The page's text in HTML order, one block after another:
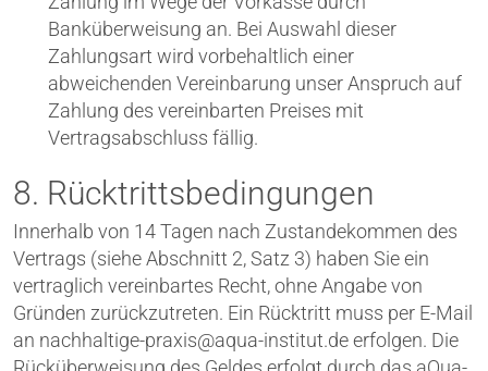
Banküberweisung an. Bei Auswahl dieser
Zahlungsart wird vorbehaltlich einer
abweichenden Vereinbarung unser Anspruch auf
Zahlung des vereinbarten Preises mit
Vertragsabschluss fällig.
8. Rücktrittsbedingungen
Innerhalb von 14 Tagen nach Zustandekommen des
Vertrags (siehe Abschnitt 2, Satz 3) haben Sie ein
vertraglich vereinbartes Recht, ohne Angabe von
Gründen zurückzutreten. Ein Rücktritt muss per E-Mail
an nachhaltige-praxis@aqua-institut.deerfolgen. Die